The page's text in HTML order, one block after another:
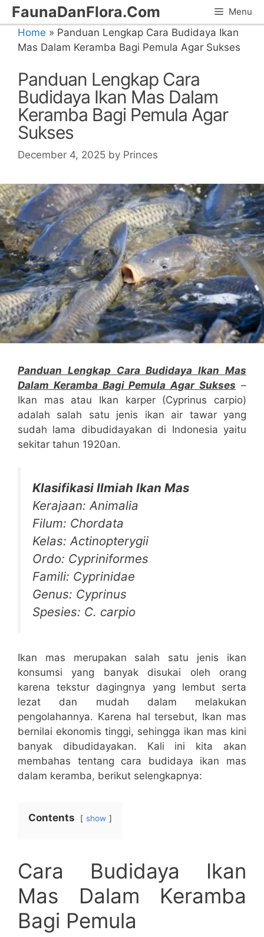
Skip
to
content
FaunaDanFlora.Com Menu
Home » Panduan Lengkap Cara Budidaya Ikan
Mas Dalam Keramba Bagi Pemula Agar Sukses
Panduan Lengkap Cara
Budidaya Ikan Mas Dalam
Keramba Bagi Pemula Agar
Sukses
December 4, 2025 by Princes
Panduan Lengkap Cara Budidaya Ikan Mas
Dalam Keramba Bagi Pemula Agar Sukses –
Ikan mas atau Ikan karper (Cyprinus carpio)
adalah salah satu jenis ikan air tawar yang
sudah lama dibudidayakan di Indonesia yaitu
sekitar tahun 1920an.
Klasifikasi Ilmiah Ikan Mas
Kerajaan: Animalia
Filum: Chordata
Kelas: Actinopterygii
Ordo: Cypriniformes
Famili: Cyprinidae
Genus: Cyprinus
Spesies: C. carpio
Ikan mas merupakan salah satu jenis ikan
konsumsi yang banyak disukai oleh orang
karena tekstur dagingnya yang lembut serta
lezat dan mudah dalam melakukan
pengolahannya. Karena hal tersebut, Ikan mas
bernilai ekonomis tinggi, sehingga ikan mas kini
banyak dibudidayakan. Kali ini kita akan
membahas tentang cara budidaya ikan mas
dalam keramba, berikut selengkapnya:
Contents show
Cara Budidaya Ikan
Mas Dalam Keramba
Bagi Pemula